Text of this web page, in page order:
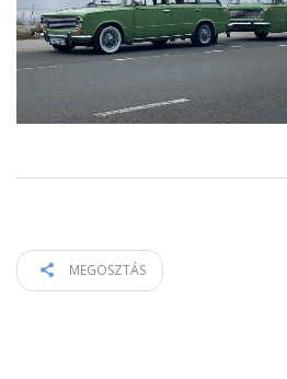
MEGOSZTÁS